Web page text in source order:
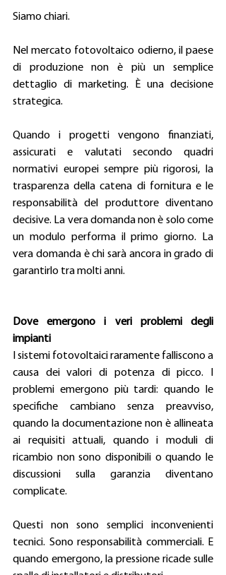
Siamo chiari.
Nel mercato fotovoltaico odierno, il paese
di produzione non è più un semplice
dettaglio di marketing. È una decisione
strategica.
Quando i progetti vengono finanziati,
assicurati e valutati secondo quadri
normativi europei sempre più rigorosi, la
trasparenza della catena di fornitura e le
responsabilità del produttore diventano
decisive. La vera domanda non è solo come
un modulo performa il primo giorno. La
vera domanda è chi sarà ancora in grado di
garantirlo tra molti anni.
Dove emergono i veri problemi degli
impianti
I sistemi fotovoltaici raramente falliscono a
causa dei valori di potenza di picco. I
problemi emergono più tardi: quando le
specifiche cambiano senza preavviso,
quando la documentazione non è allineata
ai requisiti attuali, quando i moduli di
ricambio non sono disponibili o quando le
discussioni sulla garanzia diventano
complicate.
Questi non sono semplici inconvenienti
tecnici. Sono responsabilità commerciali. E
quando emergono, la pressione ricade sulle